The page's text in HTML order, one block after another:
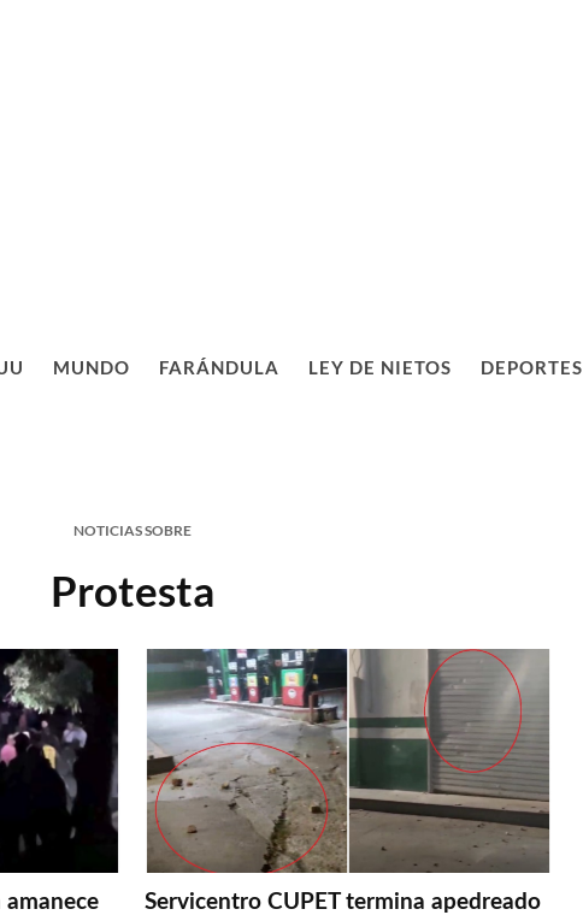
MUNDO FARÁNDULA LEY DE NIETOS DEPORTES
NOTICIAS SOBRE
Protesta
amanece
Servicentro CUPET termina apedreado